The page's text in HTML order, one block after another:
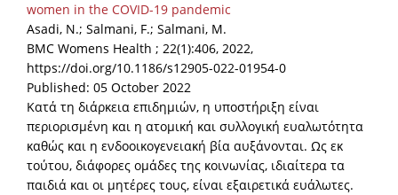
women in the COVID-19 pandemic
Asadi, N.; Salmani, F.; Salmani, M.
BMC Womens Health ; 22(1):406, 2022,
https://doi.org/10.1186/s12905-022-01954-0
Published: 05 October 2022
Κατά τη διάρκεια επιδημιών, η υποστήριξη είναι
περιορισμένη και η ατομική και συλλογική ευαλωτότητα
καθώς και η ενδοοικογενειακή βία αυξάνονται. Ως εκ
τούτου, διάφορες ομάδες της κοινωνίας, ιδιαίτερα τα
παιδιά και οι μητέρες τους, είναι εξαιρετικά ευάλωτες.